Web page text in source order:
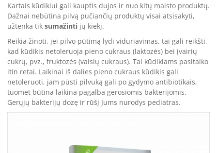
Kartais kūdikiui gali kauptis dujos ir nuo kitų maisto produktų.
Dažnai nebūtina pilvą pučiančių produktų visai atsisakyti,
užtenka tik sumažinti jų kiekį.
Reikia žinoti, jei pilvo pūtimą lydi viduriavimas, tai gali reikšti,
kad kūdikis netoleruoja pieno cukraus (laktozės) bei įvairių
cukrų, pvz., fruktozės (vaisių cukraus). Tai kūdikiams pasitaiko
itin retai. Laikinai iš dalies pieno cukraus kūdikis gali
netoleruoti, jam pūsti pilvuką gali po gydymo antibiotikais,
tuomet būtina laikina pagalba gerosiomis bakterijomis.
Gerųjų bakterijų dozę ir rūšį Jums nurodys pediatras.